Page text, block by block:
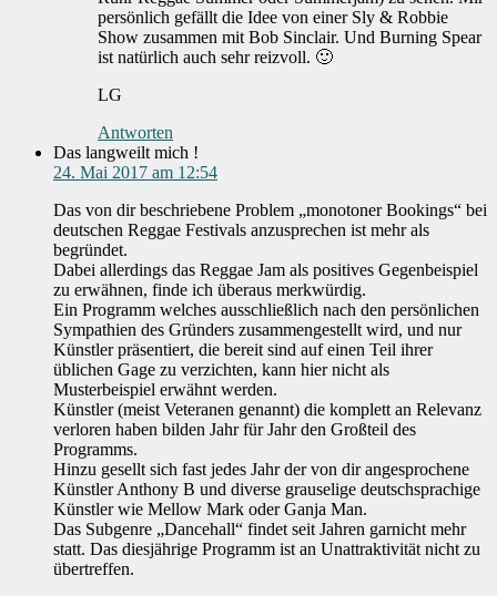
persönlich gefällt die Idee von einer Sly & Robbie
Show zusammen mit Bob Sinclair. Und Burning Spear
ist natürlich auch sehr reizvoll. 🙂
LG
Antworten
Das langweilt mich !
24. Mai 2017 am 12:54
Das von dir beschriebene Problem „monotoner Bookings“ bei
deutschen Reggae Festivals anzusprechen ist mehr als
begründet.
Dabei allerdings das Reggae Jam als positives Gegenbeispiel
zu erwähnen, finde ich überaus merkwürdig.
Ein Programm welches ausschließlich nach den persönlichen
Sympathien des Gründers zusammengestellt wird, und nur
Künstler präsentiert, die bereit sind auf einen Teil ihrer
üblichen Gage zu verzichten, kann hier nicht als
Musterbeispiel erwähnt werden.
Künstler (meist Veteranen genannt) die komplett an Relevanz
verloren haben bilden Jahr für Jahr den Großteil des
Programms.
Hinzu gesellt sich fast jedes Jahr der von dir angesprochene
Künstler Anthony B und diverse grauselige deutschsprachige
Künstler wie Mellow Mark oder Ganja Man.
Das Subgenre „Dancehall“ findet seit Jahren garnicht mehr
statt. Das diesjährige Programm ist an Unattraktivität nicht zu
übertreffen.